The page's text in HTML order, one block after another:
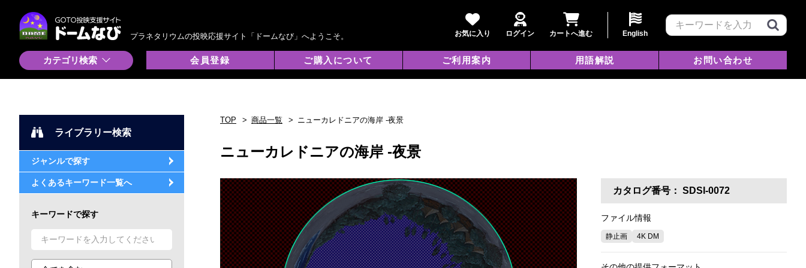
プラネタリウムの投映応援サイト「ドームなび」へようこそ。 お気に入り ログイン カートへ進む English
カテゴリ検索 会員登録 ご購入について ご利用案内 用語解説 お問い合わせ
ライブラリー検索
ジャンルで探す
よくあるキーワード一覧へ
キーワードで探す
TOP 商品一覧 ニューカレドニアの海岸 -夜景
ニューカレドニアの海岸 -夜景
カタログ番号： SDSI-0072
ファイル情報
静止画 4K DM